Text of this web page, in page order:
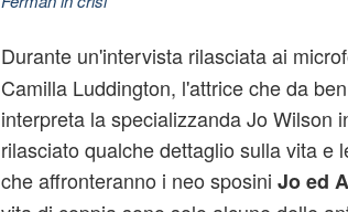
Durante un'intervista rilasciata ai
Camilla Luddington, l'attrice che da
interpreta la specializzanda Jo Wilson
rilasciato qualche dettaglio sulla vita e
che affronteranno i neo sposini Jo ed